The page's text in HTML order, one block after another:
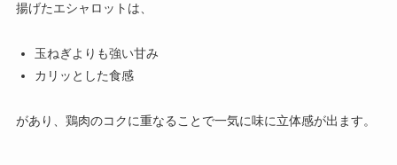
揚げたエシャロットは、
玉ねぎよりも強い甘み
カリッとした食感
があり、鶏肉のコクに重なることで一気に味に立体感が出ます。